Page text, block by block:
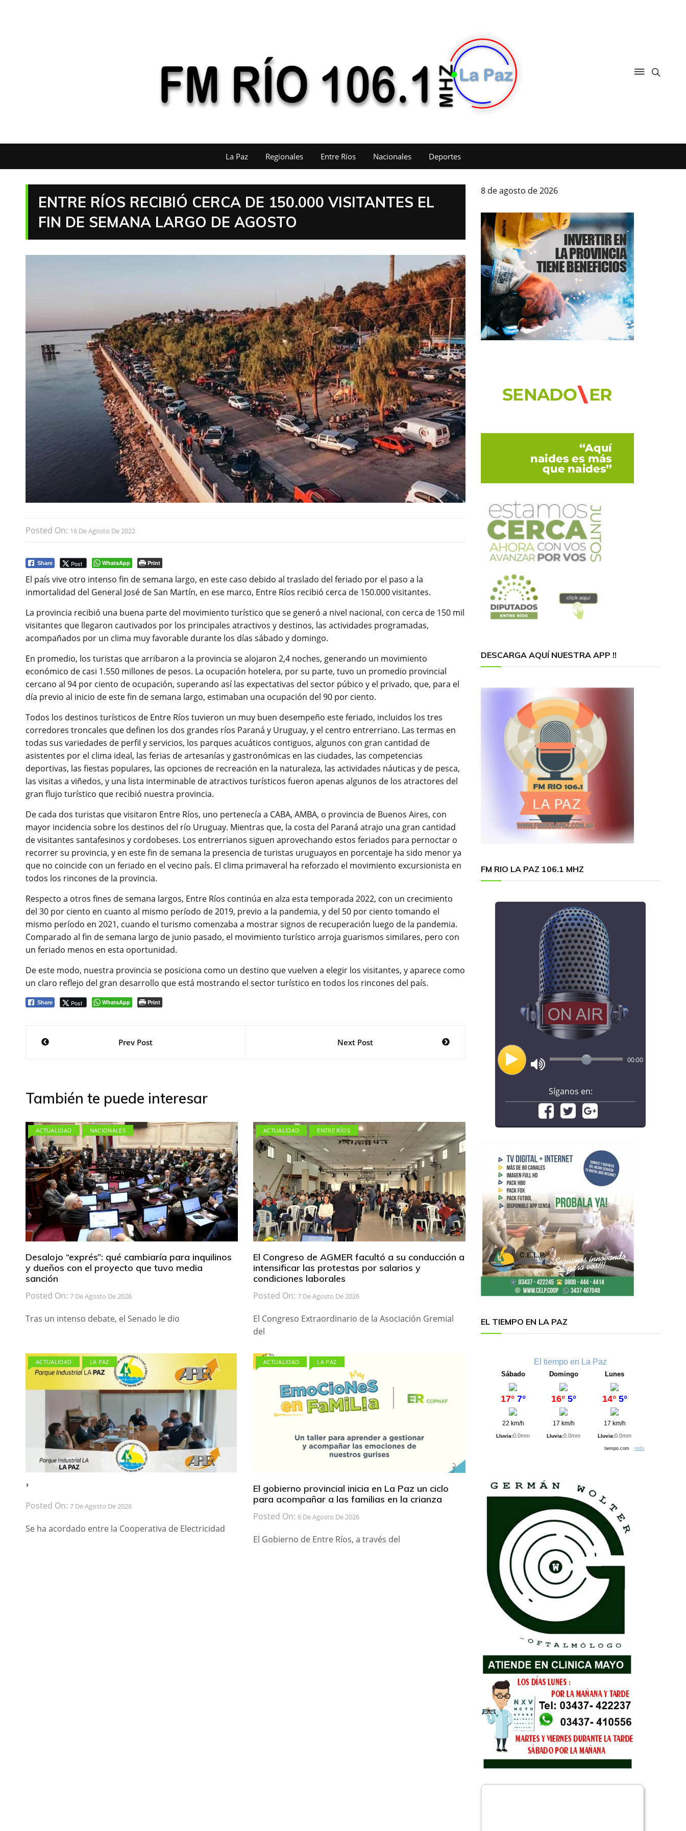
La Paz Regionales Entre Ríos Nacionales Deportes
ENTRE RÍOS RECIBIÓ CERCA DE 150.000 VISITANTES EL
FIN DE SEMANA LARGO DE AGOSTO
Posted On: 16 De Agosto De 2022
Share Post WhatsApp Print
El país vive otro intenso fin de semana largo, en este caso debido al traslado del feriado por el paso a la
inmortalidad del General José de San Martín, en ese marco, Entre Ríos recibió cerca de 150.000 visitantes.
La provincia recibió una buena parte del movimiento turístico que se generó a nivel nacional, con cerca de 150 mil
visitantes que llegaron cautivados por los principales atractivos y destinos, las actividades programadas,
acompañados por un clima muy favorable durante los días sábado y domingo.
En promedio, los turistas que arribaron a la provincia se alojaron 2,4 noches, generando un movimiento
económico de casi 1.550 millones de pesos. La ocupación hotelera, por su parte, tuvo un promedio provincial
cercano al 94 por ciento de ocupación, superando así las expectativas del sector púbico y el privado, que, para el
día previo al inicio de este fin de semana largo, estimaban una ocupación del 90 por ciento.
Todos los destinos turísticos de Entre Ríos tuvieron un muy buen desempeño este feriado, incluidos los tres
corredores troncales que definen los dos grandes ríos Paraná y Uruguay, y el centro entrerriano. Las termas en
todas sus variedades de perfil y servicios, los parques acuáticos contiguos, algunos con gran cantidad de
asistentes por el clima ideal, las ferias de artesanías y gastronómicas en las ciudades, las competencias
deportivas, las fiestas populares, las opciones de recreación en la naturaleza, las actividades náuticas y de pesca,
las visitas a viñedos, y una lista interminable de atractivos turísticos fueron apenas algunos de los atractores del
gran flujo turístico que recibió nuestra provincia.
De cada dos turistas que visitaron Entre Ríos, uno pertenecía a CABA, AMBA, o provincia de Buenos Aires, con
mayor incidencia sobre los destinos del río Uruguay. Mientras que, la costa del Paraná atrajo una gran cantidad
de visitantes santafesinos y cordobeses. Los entrerrianos siguen aprovechando estos feriados para pernoctar o
recorrer su provincia, y en este fin de semana la presencia de turistas uruguayos en porcentaje ha sido menor ya
que no coincide con un feriado en el vecino país. El clima primaveral ha reforzado el movimiento excursionista en
todos los rincones de la provincia.
Respecto a otros fines de semana largos, Entre Ríos continúa en alza esta temporada 2022, con un crecimiento
del 30 por ciento en cuanto al mismo período de 2019, previo a la pandemia, y del 50 por ciento tomando el
mismo período en 2021, cuando el turismo comenzaba a mostrar signos de recuperación luego de la pandemia.
Comparado al fin de semana largo de junio pasado, el movimiento turístico arroja guarismos similares, pero con
un feriado menos en esta oportunidad.
De este modo, nuestra provincia se posiciona como un destino que vuelven a elegir los visitantes, y aparece como
un claro reflejo del gran desarrollo que está mostrando el sector turístico en todos los rincones del país.
Share Post WhatsApp Print
NavegaciónPrev Post Next Post
También te puede interesar
ACTUALIDAD NACIONALES
Desalojo “exprés”: qué cambiaría para inquilinos
y dueños con el proyecto que tuvo media
sanción
Posted On: 7 De Agosto De 2026
Tras un intenso debate, el Senado le dio
ACTUALIDAD ENTRE RÍOS
El Congreso de AGMER facultó a su conducción a
intensificar las protestas por salarios y
condiciones laborales
Posted On: 7 De Agosto De 2026
El Congreso Extraordinario de la Asociación Gremial
del
ACTUALIDAD LA PAZ
́ ́
Posted On: 7 De Agosto De 2026
Se ha acordado entre la Cooperativa de Electricidad
ACTUALIDAD LA PAZ
El gobierno provincial inicia en La Paz un ciclo
para acompañar a las familias en la crianza
Posted On: 6 De Agosto De 2026
El Gobierno de Entre Ríos, a través del
8 de agosto de 2026
DESCARGA AQUÍ NUESTRA APP !!
FM RIO LA PAZ 106.1 MHZ
00:00
Síganos en:
EL TIEMPO EN LA PAZ
El tiempo en La Paz
Sábado
17° 7°
22 km/h
Lluvia:0.0mm
Domingo
16° 5°
17 km/h
Lluvia:0.0mm
Lunes
14° 5°
17 km/h
Lluvia:0.0mm
tiempo.com+info